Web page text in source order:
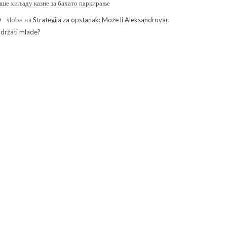
хиљаду казне за бахато паркирање
sloba наStrategija za opstanak: Može li Aleksandrovac
mlade?